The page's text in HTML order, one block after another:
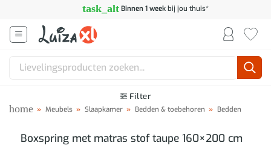
inhoud
task_alt Binnen 1 weekbij jou thuis*
Zoeken
Filter
home » Meubels » Slaapkamer » Bedden & toebehoren » Bedden
Boxspring met matras stof taupe 160×200 cm